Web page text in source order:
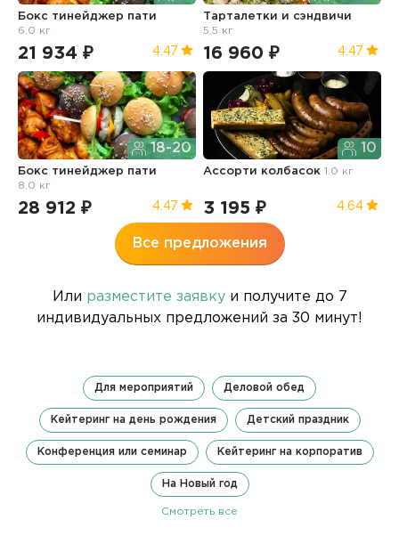
Бокс тинейджер пати
6.0 кг
21 934 ₽ 4.47
Тарталетки и сэндвичи
5.5 кг
16 960 ₽ 4.47
18-20
Бокс тинейджер пати
8.0 кг
28 912 ₽ 4.47
10
Ассорти колбасок1.0 кг
3 195 ₽ 4.64
Все предложения
Или разместите заявкуи получите до 7
индивидуальных предложений за 30 минут!
Для мероприятий Деловой обед
Кейтеринг на день рождения Детский праздник
Конференция или семинар Кейтеринг на корпоратив
На Новый год
Смотреть все